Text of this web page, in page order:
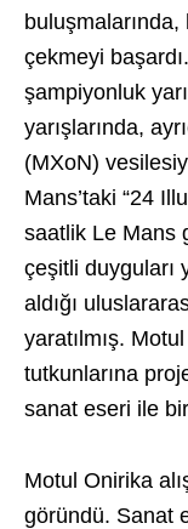
çekmeyi
şampiyonluk
yarışlarında,
(MXoN)
Mans’taki “24
saatlik Le Mans
çeşitli duyguları
aldığı
yaratılmış.
tutkunlarına
sanat eseri ile
Motul Onirika
göründü. Sanat